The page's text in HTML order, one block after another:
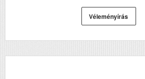
Véleményírás